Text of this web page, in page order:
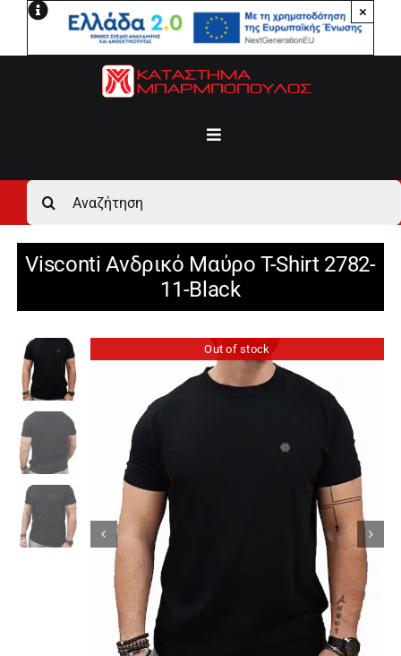
Μετάβαση
×
Toggle
Αρχική
Ανδρικά
Αγόρι
Κορίτσι
Εσώρουχα
Είδη Παρέλασης
Σχετικά με εμάς
Αναζήτηση
για:
Visconti Ανδρικό Μαύρο T-Shirt 2782-
11-Black
Out of stock